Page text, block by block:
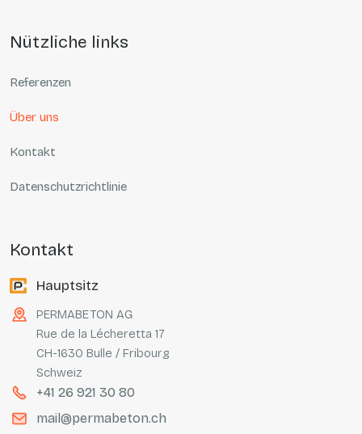
nützliche links
Referenzen
Über uns
Kontakt
Datenschutzrichtlinie
kontakt
Hauptsitz
PERMABETON AG
Rue de la Lécheretta 17
CH-1630 Bulle / Fribourg
Schweiz
+41 26 921 30 80
mail@permabeton.ch